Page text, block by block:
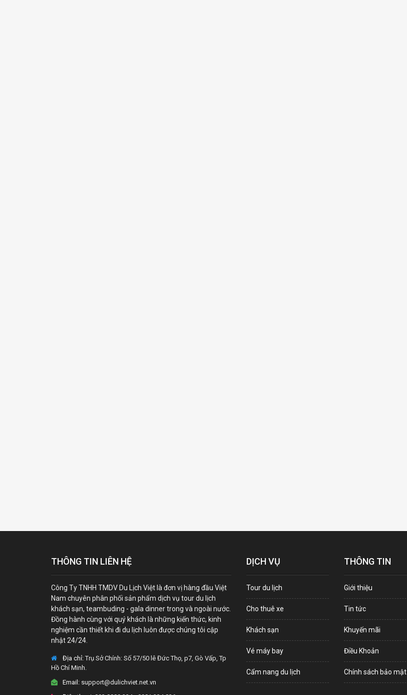
THÔNG TIN LIÊN HỆ
Công Ty TNHH TMDV Du Lịch Việt là đơn vị hàng đầu Việt
Nam chuyên phân phối sản phẩm dịch vụ tour du lịch
khách sạn, teambuding - gala dinner trong và ngoài nước.
Đồng hành cùng với quý khách là những kiến thức, kinh
nghiệm cần thiết khi đi du lịch luôn được chúng tôi cập
nhật 24/24.
Địa chỉ:Trụ Sở Chính: Số 57/50 lê Đức Thọ, p7, Gò Vấp, Tp
Hồ Chí Minh.
Email: support@dulichviet.net.vn
DỊCH VỤ
Tour du lịch
Cho thuê xe
Khách sạn
Vé máy bay
Cẩm nang du lịch
THÔNG TIN
Giới thiệu
Tin tức
Khuyến mãi
Điều Khoản
Chính sách bảo mật